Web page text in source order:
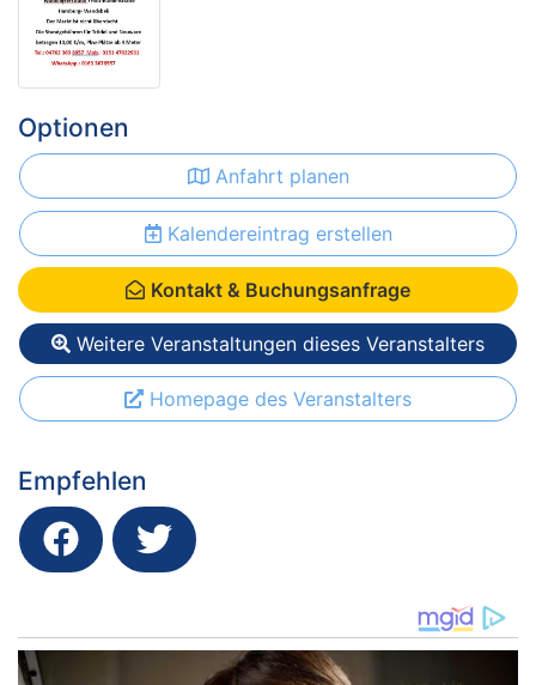
Optionen
Anfahrt planen
Kalendereintrag erstellen
Kontakt & Buchungsanfrage
Weitere Veranstaltungen dieses Veranstalters
Homepage des Veranstalters
Empfehlen